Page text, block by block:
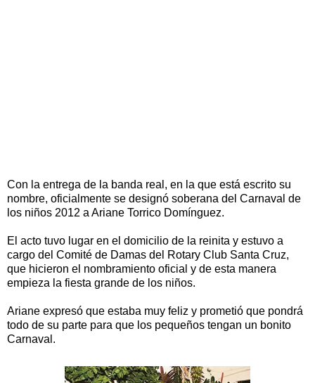
Con la entrega de la banda real, en la que está escrito su
nombre, oficialmente se designó soberana del Carnaval de
los niños 2012 a Ariane Torrico Domínguez.
El acto tuvo lugar en el domicilio de la reinita y estuvo a
cargo del Comité de Damas del Rotary Club Santa Cruz,
que hicieron el nombramiento oficial y de esta manera
empieza la fiesta grande de los niños.
Ariane expresó que estaba muy feliz y prometió que pondrá
todo de su parte para que los pequeños tengan un bonito
Carnaval.